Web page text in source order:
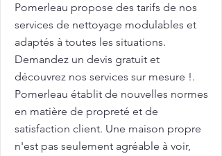
Pomerleau propose des tarifs de nos
services de nettoyage modulables et
adaptés à toutes les situations.
Demandez un devis gratuit et
découvrez nos services sur mesure !.
Pomerleau établit de nouvelles normes
en matière de propreté et de
satisfaction client. Une maison propre
n'est pas seulement agréable à voir,